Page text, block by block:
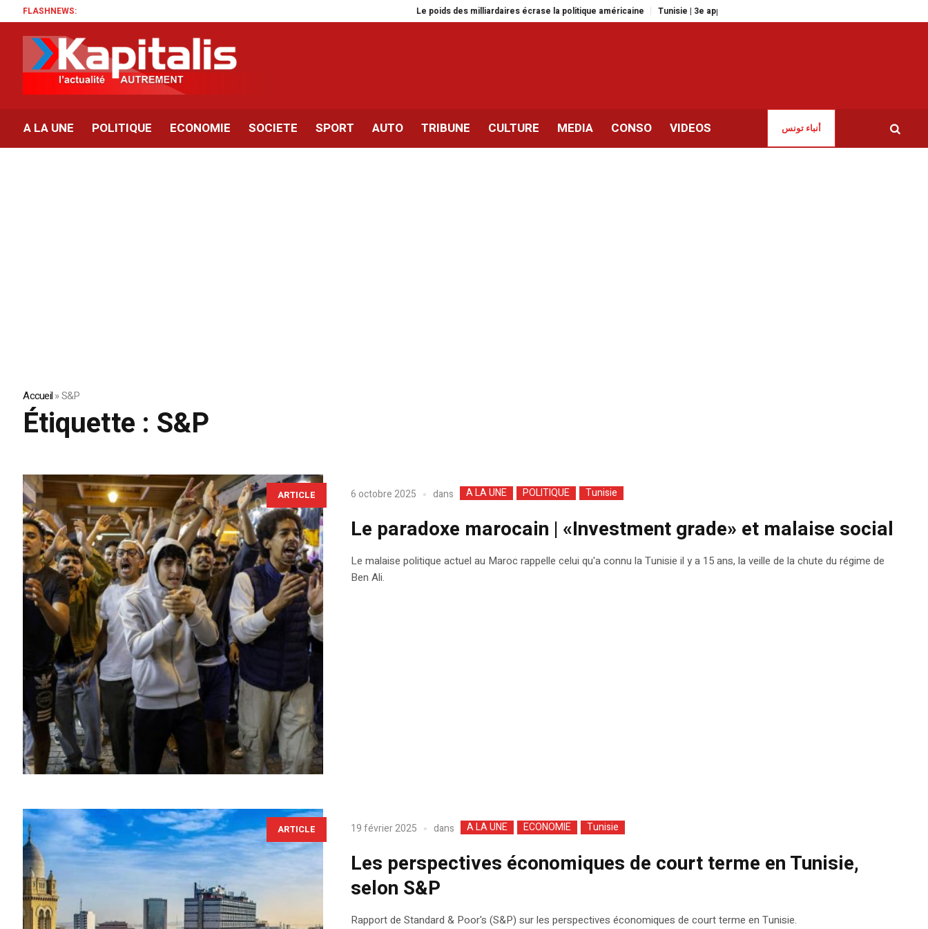
FLASHNEWS: Le poids des milliardaires écrase la politique américaine Tunisie | 3e appel à propositions du Fonds d’appui Adapt Investissements
A LA UNE POLITIQUE ECONOMIE SOCIETE SPORT AUTO TRIBUNE CULTURE MEDIA CONSO VIDEOS أنباء تونس
Accueil»S&P
Étiquette : S&P
ARTICLE 6 octobre 2025 dans A LA UNE POLITIQUE Tunisie
Le paradoxe marocain | «Investment grade» et malaise social
Le malaise politique actuel au Maroc rappelle celui qu'a connu la Tunisie il y a 15 ans, la veille de la chute du régime de
Ben Ali.
ARTICLE 19 février 2025 dans A LA UNE ECONOMIE Tunisie
Les perspectives économiques de court terme en Tunisie,
selon S&P
Rapport de Standard & Poor's (S&P) sur les perspectives économiques de court terme en Tunisie.